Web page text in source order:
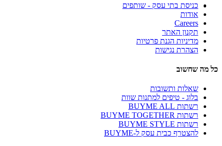
כניסת בתי עסק - שותפים
אודות
Careers
תקנון האתר
מדיניות הגנת פרטיות
הצהרת נגישות
כל מה שחשוב
שאלות ותשובות
בלוג - טיפים למתנות שוות
רשתות BUYME ALL
רשתות BUYME TOGETHER
רשתות BUYME STYLE
להצטרף כבית עסק ל-BUYME